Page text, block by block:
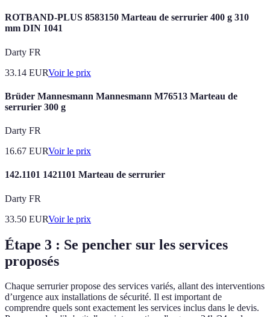
ROTBAND-PLUS 8583150 Marteau de serrurier 400 g 310
mm DIN 1041
Darty FR
33.14 EURVoir le prix
Brüder Mannesmann Mannesmann M76513 Marteau de
serrurier 300 g
Darty FR
16.67 EURVoir le prix
142.1101 1421101 Marteau de serrurier
Darty FR
33.50 EURVoir le prix
Étape 3 : Se pencher sur les services
proposés
Chaque serrurier propose des services variés, allant des interventions
d’urgence aux installations de sécurité. Il est important de
comprendre quels sont exactement les services inclus dans le devis.